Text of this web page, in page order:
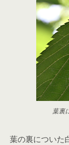
葉裏
葉の裏についた